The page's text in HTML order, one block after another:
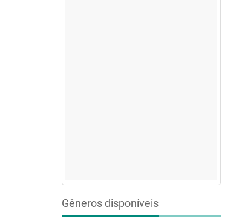
Gêneros disponíveis